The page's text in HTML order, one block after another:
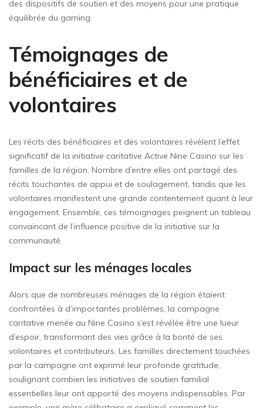
des dispositifs de soutien et des moyens pour une pratique
équilibrée du gaming.
Témoignages de
bénéficiaires et de
volontaires
Les récits des bénéficiaires et des volontaires révèlent l’effet
significatif de la initiative caritative Active Nine Casino sur les
familles de la région. Nombre d’entre elles ont partagé des
récits touchantes de appui et de soulagement, tandis que les
volontaires manifestent une grande contentement quant à leur
engagement. Ensemble, ces témoignages peignent un tableau
convaincant de l’influence positive de la initiative sur la
communauté.
Impact sur les ménages locales
Alors que de nombreuses ménages de la région étaient
confrontées à d’importantes problèmes, la campagne
caritative menée au Nine Casino s’est révélée être une lueur
d’espoir, transformant des vies grâce à la bonté de ses
volontaires et contributeurs. Les familles directement touchées
par la campagne ont exprimé leur profonde gratitude,
soulignant combien les initiatives de soutien familial
essentielles leur ont apporté des moyens indispensables. Par